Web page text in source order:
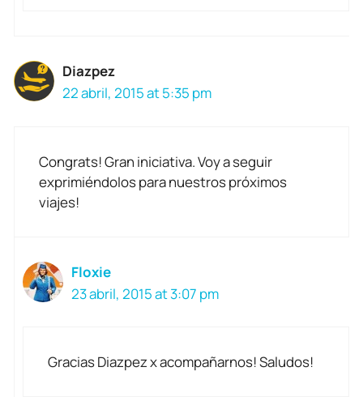
Diazpez
22 abril, 2015 at 5:35 pm
Congrats! Gran iniciativa. Voy a seguir
exprimiéndolos para nuestros próximos
viajes!
Floxie
23 abril, 2015 at 3:07 pm
Gracias Diazpez x acompañarnos! Saludos!